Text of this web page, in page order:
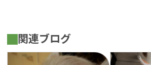
関連ブログ